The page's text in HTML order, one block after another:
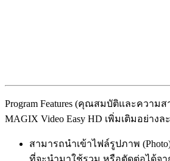
Program Features (คุณสมบัติและความ
MAGIX Video Easy HD เพิ่มเติมอย่างล
สามารถนำเข้าไฟล์รูปภาพ